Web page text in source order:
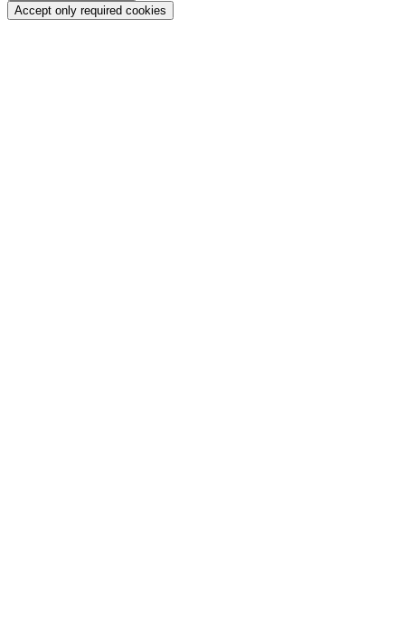
Accept only required cookies